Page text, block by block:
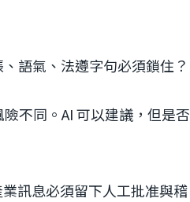
語氣、法遵字句必須鎖住？
不同。AI 可以建議，但是否
訊息必須留下人工批准與稽